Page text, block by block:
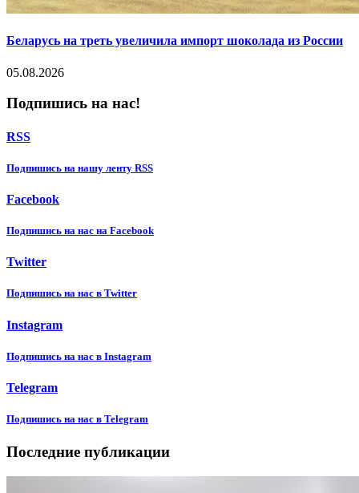
Беларусь на треть увеличила импорт шоколада из России
05.08.2026
Подпишись на нас!
RSS
Подпишиcь на нашу ленту RSS
Facebook
Подпишиcь на нас на Facebook
Twitter
Подпишиcь на нас в Twitter
Instagram
Подпишиcь на нас в Instagram
Telegram
Подпишиcь на нас в Telegram
Последние публикации